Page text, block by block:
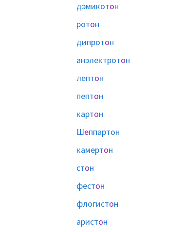
дэмикотон
ротон
дипротон
анэлектротон
лептон
пептон
картон
Шеппартон
камертон
стон
фестон
флогистон
аристон